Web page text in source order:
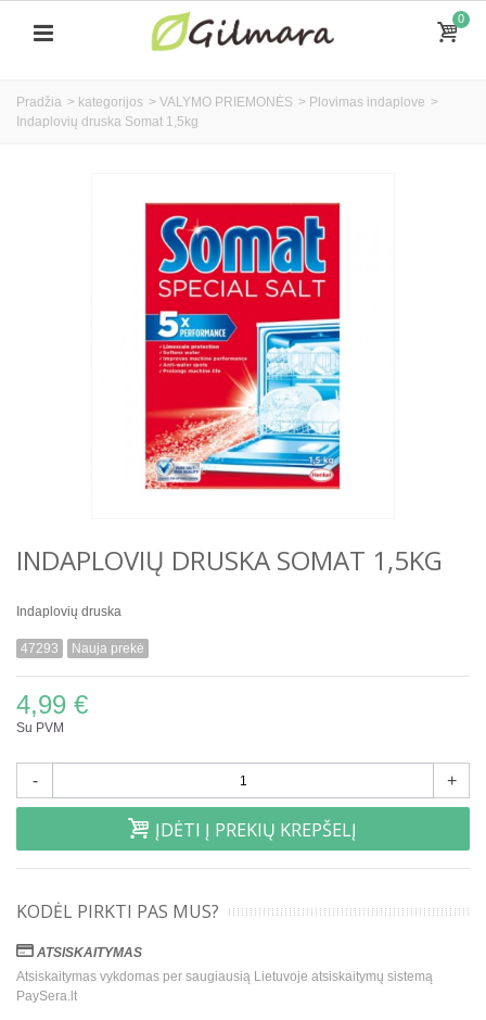
0
Pradžia > kategorijos > VALYMO PRIEMONĖS > Plovimas indaplove >
Indaplovių druska Somat 1,5kg
INDAPLOVIŲ DRUSKA SOMAT 1,5KG
Indaplovių druska
47293 Nauja prekė
4,99 €
Su PVM
- +
ĮDĖTI Į PREKIŲ KREPŠELĮ
KODĖL PIRKTI PAS MUS?
ATSISKAITYMAS
Atsiskaitymas vykdomas per saugiausią Lietuvoje atsiskaitymų sistemą
PaySera.lt